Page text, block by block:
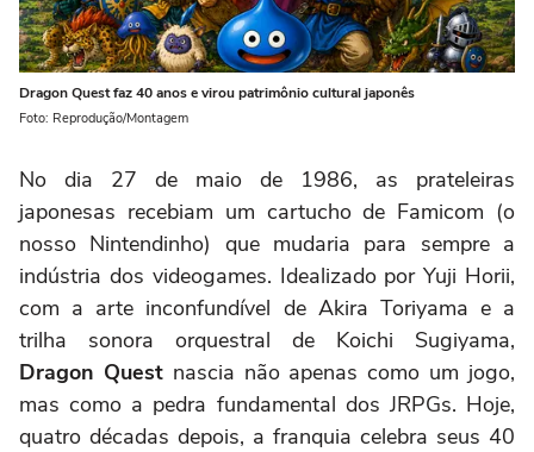
Dragon Quest faz 40 anos e virou patrimônio cultural japonês
Foto: Reprodução/Montagem
No dia 27 de maio de 1986, as prateleiras
japonesas recebiam um cartucho de Famicom (o
nosso Nintendinho) que mudaria para sempre a
indústria dos videogames. Idealizado por Yuji Horii,
com a arte inconfundível de Akira Toriyama e a
trilha sonora orquestral de Koichi Sugiyama,
Dragon Questnascia não apenas como um jogo,
mas como a pedra fundamental dos JRPGs. Hoje,
quatro décadas depois, a franquia celebra seus 40